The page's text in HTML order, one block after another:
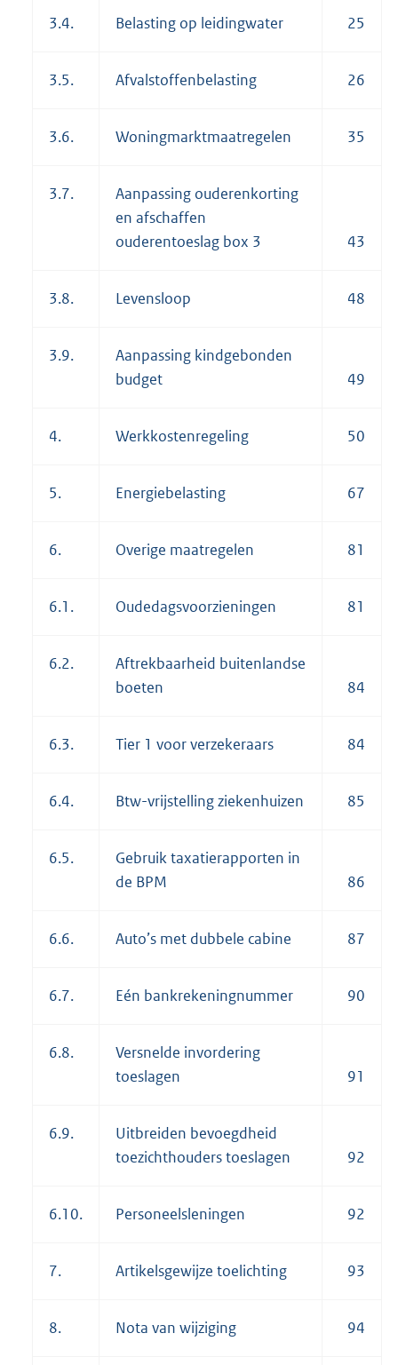
3.4. Belasting op leidingwater 25
3.5. Afvalstoffenbelasting 26
3.6. Woningmarktmaatregelen 35
3.7.
Aanpassing ouderenkorting
en afschaffen
ouderentoeslag box 3
43
3.8. Levensloop 48
3.9.
Aanpassing kindgebonden
budget
49
4. Werkkostenregeling 50
5. Energiebelasting 67
6. Overige maatregelen 81
6.1. Oudedagsvoorzieningen 81
6.2.
Aftrekbaarheid buitenlandse
boeten
84
6.3. Tier 1 voor verzekeraars 84
6.4. Btw-vrijstelling ziekenhuizen 85
6.5.
Gebruik taxatierapporten in
de BPM
86
6.6. Auto’s met dubbele cabine 87
6.7. Eén bankrekeningnummer 90
6.8.
Versnelde invordering
toeslagen
91
6.9.
Uitbreiden bevoegdheid
toezichthouders toeslagen
92
6.10. Personeelsleningen 92
7. Artikelsgewijze toelichting 93
8. Nota van wijziging 94